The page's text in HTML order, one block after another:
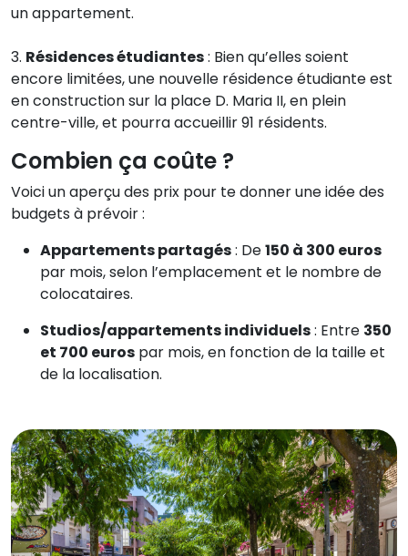
un appartement.
3. Résidences étudiantes: Bien qu’elles soient
encore limitées, une nouvelle résidence étudiante est
en construction sur la place D. Maria II, en plein
centre-ville, et pourra accueillir 91 résidents.
Combien ça coûte ?
Voici un aperçu des prix pour te donner une idée des
budgets à prévoir :
Appartements partagés: De150 à 300 euros
par mois, selon l’emplacement et le nombre de
colocataires.
Studios/appartements individuels: Entre 350
et 700 euros par mois, en fonction de la taille et
de la localisation.